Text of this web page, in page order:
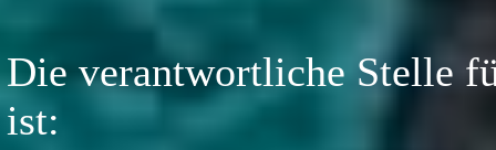
Die verantwortliche Stelle
ist: